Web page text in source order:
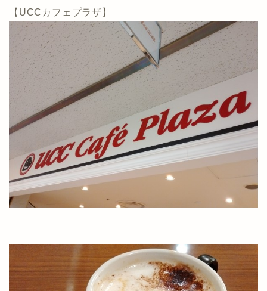
【UCCカフェプラザ】